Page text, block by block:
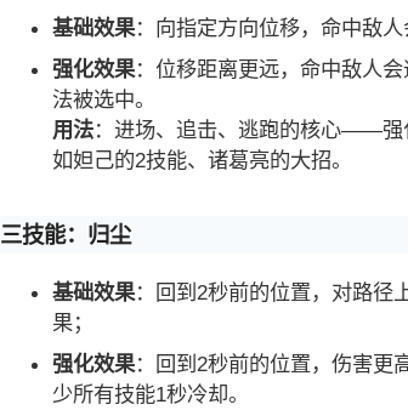
基础效果：向指定方向位移，命中敌人
强化效果：位移距离更远，命中敌人会
法被选中。
用法：进场、追击、逃跑的核心——强
如妲己的2技能、诸葛亮的大招。
三技能：归尘
基础效果：回到2秒前的位置，对路径
果；
强化效果：回到2秒前的位置，伤害更
少所有技能1秒冷却。